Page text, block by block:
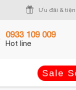
Ưu đãi &
0933 109 009
Hot line
Sale